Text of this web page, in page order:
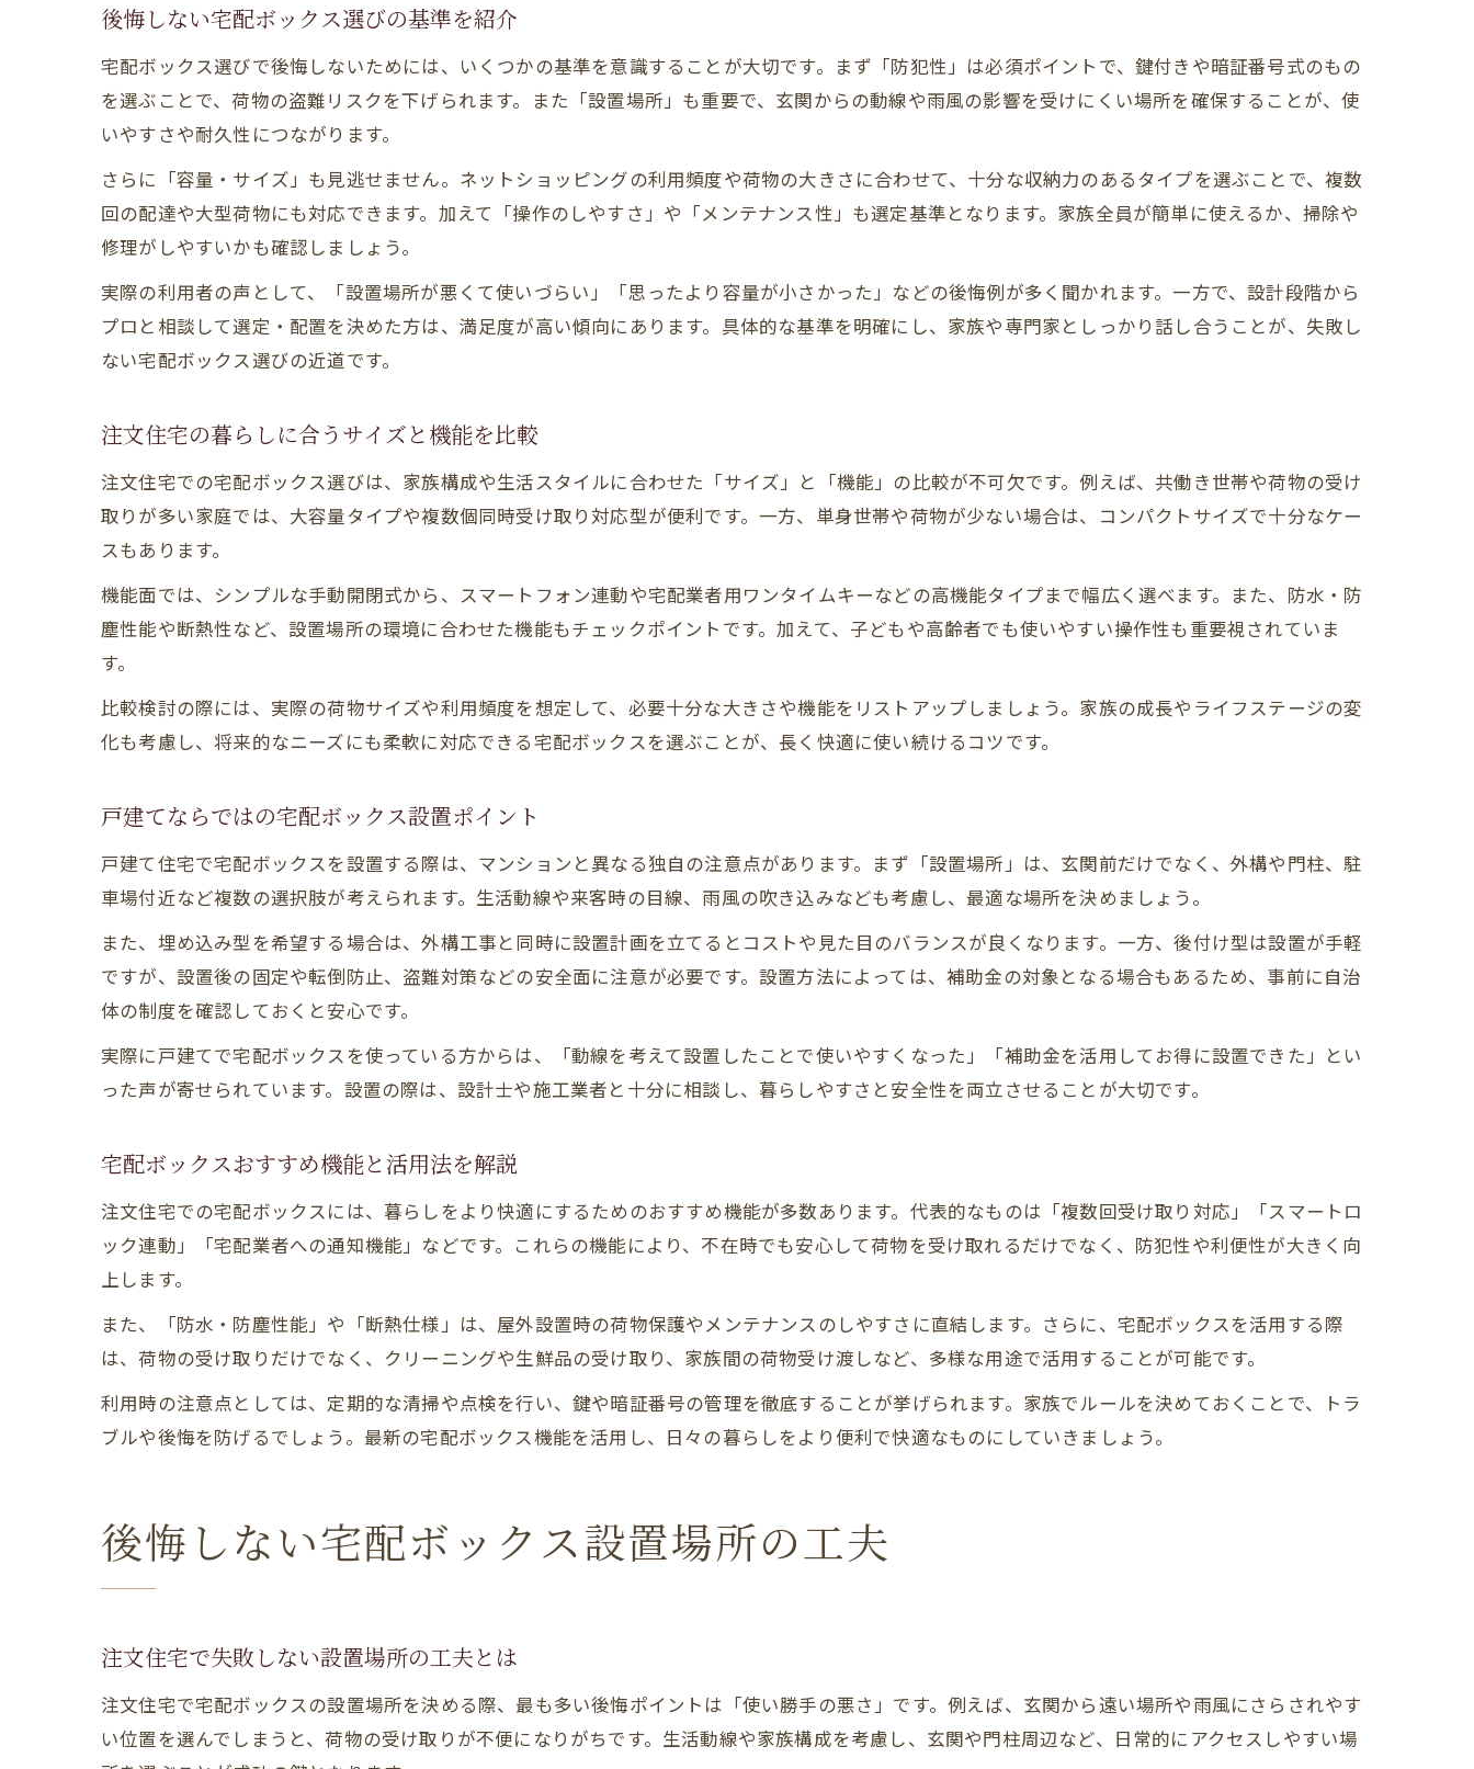
宅配ボックスいらない場合のデメリット紹介
自分で設置も可能な注文住宅の新常識
DIYで注文住宅に宅配ボックスを設置するコツ
失敗しない宅配ボックス補助金の活用術
補助金申請時に注意すべきポイントを解説
注文住宅で賢く活用できる補助金制度一覧
後悔しないための補助金利用の流れと注意点
後悔しない宅配ボックス選びの基準を紹介
宅配ボックス選びで後悔しないためには、いくつかの基準を意識することが大切です。まず「防犯性」は必須ポイントで、鍵付きや暗証番号式のもの
を選ぶことで、荷物の盗難リスクを下げられます。また「設置場所」も重要で、玄関からの動線や雨風の影響を受けにくい場所を確保することが、使
いやすさや耐久性につながります。
さらに「容量・サイズ」も見逃せません。ネットショッピングの利用頻度や荷物の大きさに合わせて、十分な収納力のあるタイプを選ぶことで、複数
回の配達や大型荷物にも対応できます。加えて「操作のしやすさ」や「メンテナンス性」も選定基準となります。家族全員が簡単に使えるか、掃除や
修理がしやすいかも確認しましょう。
実際の利用者の声として、「設置場所が悪くて使いづらい」「思ったより容量が小さかった」などの後悔例が多く聞かれます。一方で、設計段階から
プロと相談して選定・配置を決めた方は、満足度が高い傾向にあります。具体的な基準を明確にし、家族や専門家としっかり話し合うことが、失敗し
ない宅配ボックス選びの近道です。
注文住宅の暮らしに合うサイズと機能を比較
注文住宅での宅配ボックス選びは、家族構成や生活スタイルに合わせた「サイズ」と「機能」の比較が不可欠です。例えば、共働き世帯や荷物の受け
取りが多い家庭では、大容量タイプや複数個同時受け取り対応型が便利です。一方、単身世帯や荷物が少ない場合は、コンパクトサイズで十分なケー
スもあります。
機能面では、シンプルな手動開閉式から、スマートフォン連動や宅配業者用ワンタイムキーなどの高機能タイプまで幅広く選べます。また、防水・防
塵性能や断熱性など、設置場所の環境に合わせた機能もチェックポイントです。加えて、子どもや高齢者でも使いやすい操作性も重要視されていま
す。
比較検討の際には、実際の荷物サイズや利用頻度を想定して、必要十分な大きさや機能をリストアップしましょう。家族の成長やライフステージの変
化も考慮し、将来的なニーズにも柔軟に対応できる宅配ボックスを選ぶことが、長く快適に使い続けるコツです。
戸建てならではの宅配ボックス設置ポイント
戸建て住宅で宅配ボックスを設置する際は、マンションと異なる独自の注意点があります。まず「設置場所」は、玄関前だけでなく、外構や門柱、駐
車場付近など複数の選択肢が考えられます。生活動線や来客時の目線、雨風の吹き込みなども考慮し、最適な場所を決めましょう。
また、埋め込み型を希望する場合は、外構工事と同時に設置計画を立てるとコストや見た目のバランスが良くなります。一方、後付け型は設置が手軽
ですが、設置後の固定や転倒防止、盗難対策などの安全面に注意が必要です。設置方法によっては、補助金の対象となる場合もあるため、事前に自治
体の制度を確認しておくと安心です。
実際に戸建てで宅配ボックスを使っている方からは、「動線を考えて設置したことで使いやすくなった」「補助金を活用してお得に設置できた」とい
った声が寄せられています。設置の際は、設計士や施工業者と十分に相談し、暮らしやすさと安全性を両立させることが大切です。
宅配ボックスおすすめ機能と活用法を解説
注文住宅での宅配ボックスには、暮らしをより快適にするためのおすすめ機能が多数あります。代表的なものは「複数回受け取り対応」「スマートロ
ック連動」「宅配業者への通知機能」などです。これらの機能により、不在時でも安心して荷物を受け取れるだけでなく、防犯性や利便性が大きく向
上します。
また、「防水・防塵性能」や「断熱仕様」は、屋外設置時の荷物保護やメンテナンスのしやすさに直結します。さらに、宅配ボックスを活用する際
は、荷物の受け取りだけでなく、クリーニングや生鮮品の受け取り、家族間の荷物受け渡しなど、多様な用途で活用することが可能です。
利用時の注意点としては、定期的な清掃や点検を行い、鍵や暗証番号の管理を徹底することが挙げられます。家族でルールを決めておくことで、トラ
ブルや後悔を防げるでしょう。最新の宅配ボックス機能を活用し、日々の暮らしをより便利で快適なものにしていきましょう。
後悔しない宅配ボックス設置場所の工夫
注文住宅で失敗しない設置場所の工夫とは
注文住宅で宅配ボックスの設置場所を決める際、最も多い後悔ポイントは「使い勝手の悪さ」です。例えば、玄関から遠い場所や雨風にさらされやす
い位置を選んでしまうと、荷物の受け取りが不便になりがちです。生活動線や家族構成を考慮し、玄関や門柱周辺など、日常的にアクセスしやすい場